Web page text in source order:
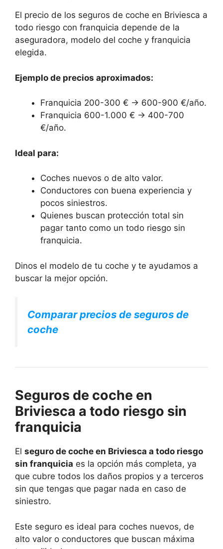
El precio de los seguros de coche en Briviesca a
todo riesgo con franquicia depende de la
aseguradora, modelo del coche y franquicia
elegida.
Ejemplo de precios aproximados:
Franquicia 200-300 € → 600-900 €/año.
Franquicia 600-1.000 € → 400-700
€/año.
Ideal para:
Coches nuevos o de alto valor.
Conductores con buena experiencia y
pocos siniestros.
Quienes buscan protección total sin
pagar tanto como un todo riesgo sin
franquicia.
Dinos el modelo de tu coche y te ayudamos a
buscar la mejor opción.
Comparar precios de seguros de
coche
Seguros de coche en
Briviesca a todo riesgo sin
franquicia
El seguro de coche en Briviesca a todo riesgo
sin franquicia es la opción más completa, ya
que cubre todos los daños propios y a terceros
sin que tengas que pagar nada en caso de
siniestro.
Este seguro es ideal para coches nuevos, de
alto valor o conductores que buscan máxima